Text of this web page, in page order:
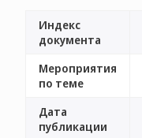
Индекс
документа
Мероприятия
по теме
Дата
публикации